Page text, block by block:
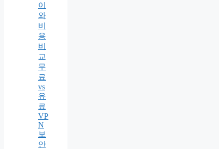
이
와
비
용
비
교
무
료
vs
유
료
VP
N
보
안